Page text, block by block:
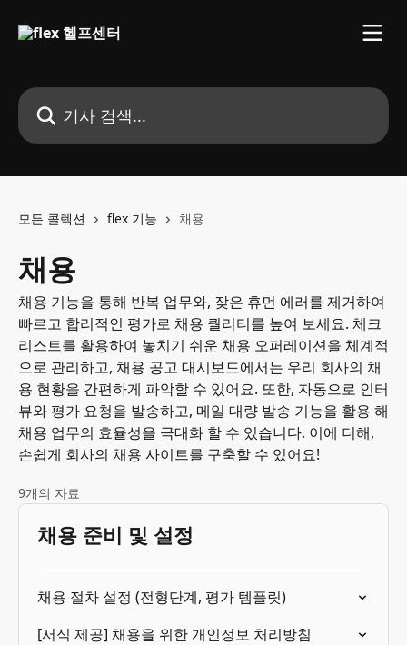
기사 검색...
모든 콜렉션 flex 기능 채용
채용
채용 기능을 통해 반복 업무와, 잦은 휴먼 에러를 제거하여
빠르고 합리적인 평가로 채용 퀄리티를 높여 보세요. 체크
리스트를 활용하여 놓치기 쉬운 채용 오퍼레이션을 체계적
으로 관리하고, 채용 공고 대시보드에서는 우리 회사의 채
용 현황을 간편하게 파악할 수 있어요. 또한, 자동으로 인터
뷰와 평가 요청을 발송하고, 메일 대량 발송 기능을 활용 해
채용 업무의 효율성을 극대화 할 수 있습니다. 이에 더해,
손쉽게 회사의 채용 사이트를 구축할 수 있어요!
9개의 자료
채용 준비 및 설정
채용 절차 설정 (전형단계, 평가 템플릿)
[서식 제공] 채용을 위한 개인정보 처리방침